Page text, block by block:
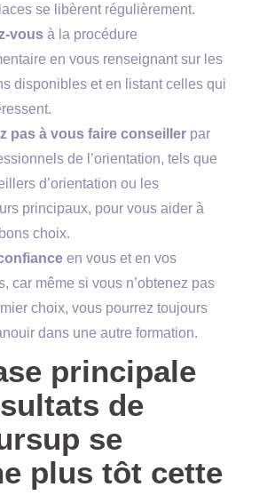
se libèrent régulièrement.
vous à la procédure
en vous renseignant sur les
disponibles et en listant celles qui
pas à vous faire conseiller par
de l’orientation, tels que
d’orientation ou les
principaux, pour vous aider à
choix.
en vous et en vos
car même si vous n’obtenez pas
choix, vous pourrez toujours
dans une autre formation.
principale
de
se
plus tôt cette